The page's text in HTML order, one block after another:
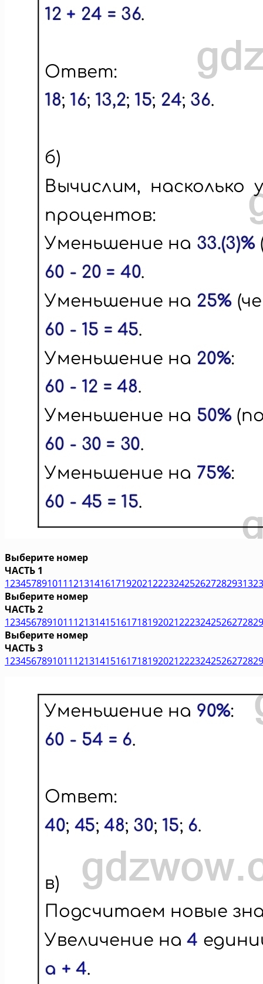
Выберите номер
ЧАСТЬ 1
123457891011121314161719202122232425262728293132
Выберите номер
ЧАСТЬ 2
1234567891011121314151617181920212223242526272829
Выберите номер
ЧАСТЬ 3
1234567891011121314151617181920212223242526272829